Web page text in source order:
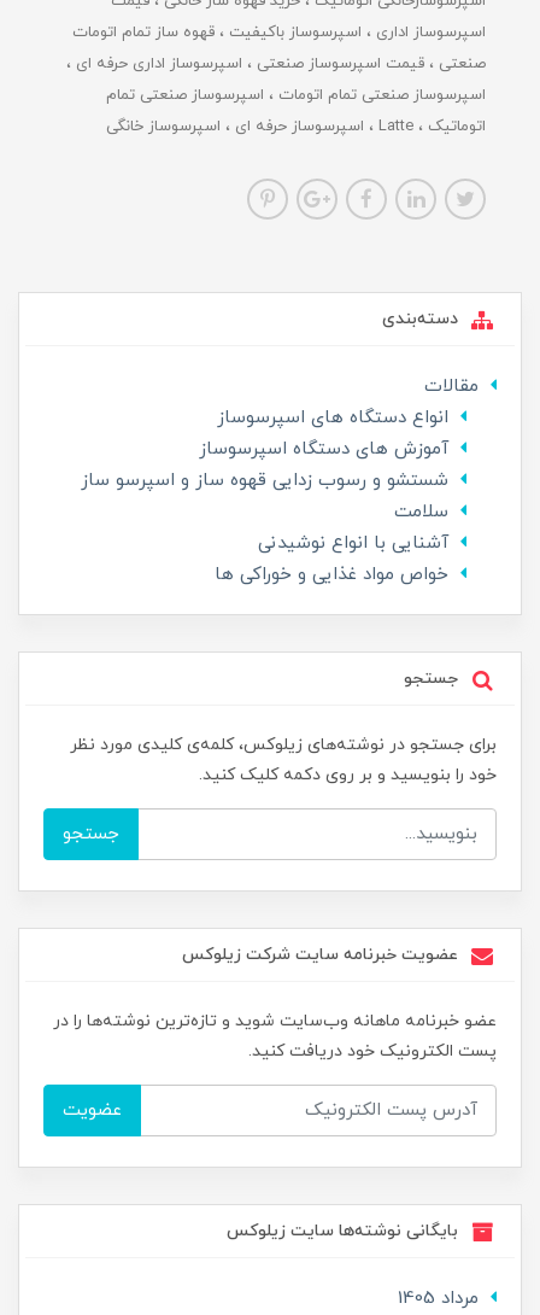
اسپرسوساز اداری
اسپرسوساز باکیفیت
قهوه ساز تمام اتومات
صنعتی
قیمت اسپرسوساز صنعتی
اسپرسوساز اداری حرفه ای
اسپرسوساز صنعتی تمام اتومات
اسپرسوساز صنعتی تمام
اتوماتیک
Latte اسپرسوساز حرفه ای اسپرسوساز خانگی
دسته‌بندی
مقالات
انواع دستگاه های اسپرسوساز
آموزش های دستگاه اسپرسوساز
شستشو و رسوب زدایی قهوه ساز و اسپرسو ساز
سلامت
آشنایی با انواع نوشیدنی
خواص مواد غذایی و خوراکی ها
جستجو
برای جستجو در نوشته‌های زیلوکس، کلمه‌ی کلیدی مورد نظر
خود را بنویسید و بر روی دکمه کلیک کنید.
جستجو
عضویت خبرنامه سایت شرکت زیلوکس
عضو خبرنامه ماهانه وب‌سایت شوید و تازه‌ترین نوشته‌ها را در
پست الکترونیک خود دریافت کنید.
عضویت
بایگانی نوشته‌ها سایت زیلوکس
مرداد 1405